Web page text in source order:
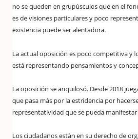
no se queden en grupúsculos que en el
es de visiones particulares y poco
existencia puede ser alentadora.
La actual oposición es poco competitiva y
está representando pensamientos y
La oposición se anquilosó. Desde 2018
que pasa más por la estridencia por
representatividad que se pueda
Los ciudadanos están en su derecho de